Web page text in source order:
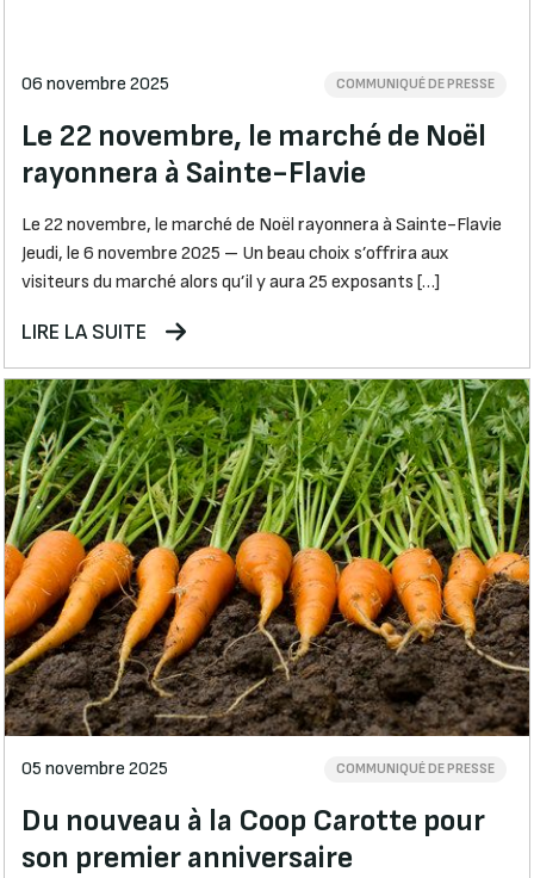
06 novembre 2025 COMMUNIQUÉ DE PRESSE
Le 22 novembre, le marché de Noël
rayonnera à Sainte-Flavie
Le 22 novembre, le marché de Noël rayonnera à Sainte-Flavie
Jeudi, le 6 novembre 2025 – Un beau choix s’offrira aux
visiteurs du marché alors qu’il y aura 25 exposants […]
LIRE LA SUITE
05 novembre 2025 COMMUNIQUÉ DE PRESSE
Du nouveau à la Coop Carotte pour
son premier anniversaire